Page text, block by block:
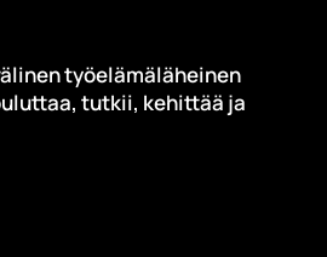
työelämäläheinen
tutkii, kehittää ja